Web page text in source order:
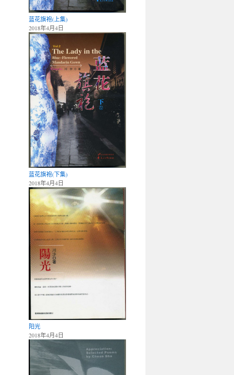
蓝花旗袍(上集)
2018年4月4日
蓝花旗袍(下集)
2018年4月4日
阳光
2018年4月4日